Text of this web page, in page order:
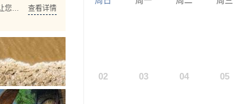
查看详情
02 03 04 05